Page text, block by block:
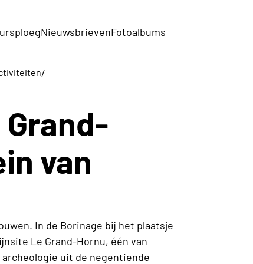
NieuwsbrievenFotoalbums
/
van
In de Borinage bij het plaatsje
Le Grand-Hornu, één van
uit de negentiende